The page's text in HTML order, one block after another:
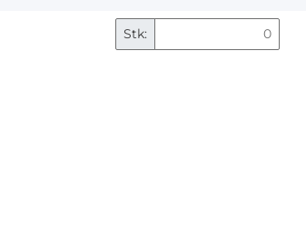
Stk: